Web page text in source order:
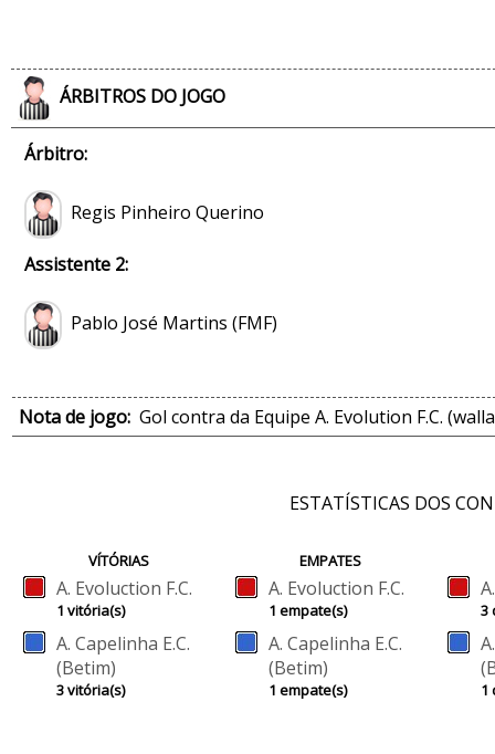
ÁRBITROS DO JOGO
Árbitro:
Regis Pinheiro Querino
Assistente 2:
Pablo José Martins (FMF)
Nota de jogo: Gol contra da Equipe A. Evolution F.C.
ESTATÍSTICAS DOS
VÍTÓRIAS
A. Evoluction F.C.
1 vitória(s)
A. Capelinha E.C.
(Betim)
3 vitória(s)
EMPATES
A. Evoluction F.C.
1 empate(s)
A. Capelinha E.C.
(Betim)
1 empate(s)
3
1